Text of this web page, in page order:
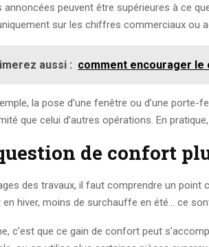
peuvent être supérieures à ce
sur les chiffres commerciaux ou
aussi : comment encourager le
la pose d’une fenêtre ou d’une
que celui d’autres opérations. En
de confort
des travaux, il faut comprendre un point
en hiver, moins de surchauffe en été… ce
c’est que ce gain de confort peut